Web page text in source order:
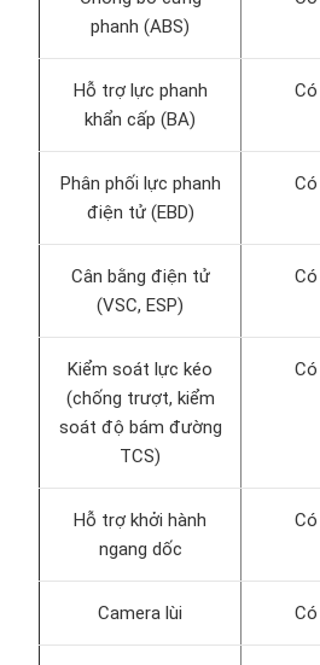
phanh (ABS)
Hỗ trợ lực phanh
khẩn cấp (BA)
Có
Phân phối lực phanh
điện tử (EBD)
Có
Cân bằng điện tử
(VSC, ESP)
Có
Kiểm soát lực kéo
(chống trượt, kiểm
soát độ bám đường
TCS)
Có
Hỗ trợ khởi hành
ngang dốc
Có
Camera lùi Có